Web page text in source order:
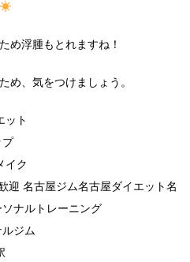
め浮腫もとれますね！
め、気をつけましょう。
ット
プ
イク
迎 名古屋ジム名古屋ダイエット名
ナルトレーニング
ジム